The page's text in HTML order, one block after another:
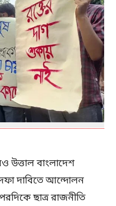
উত্তাল বাংলাদেশ
দাবিতে আন্দোলন
ছাত্র রাজনীতি